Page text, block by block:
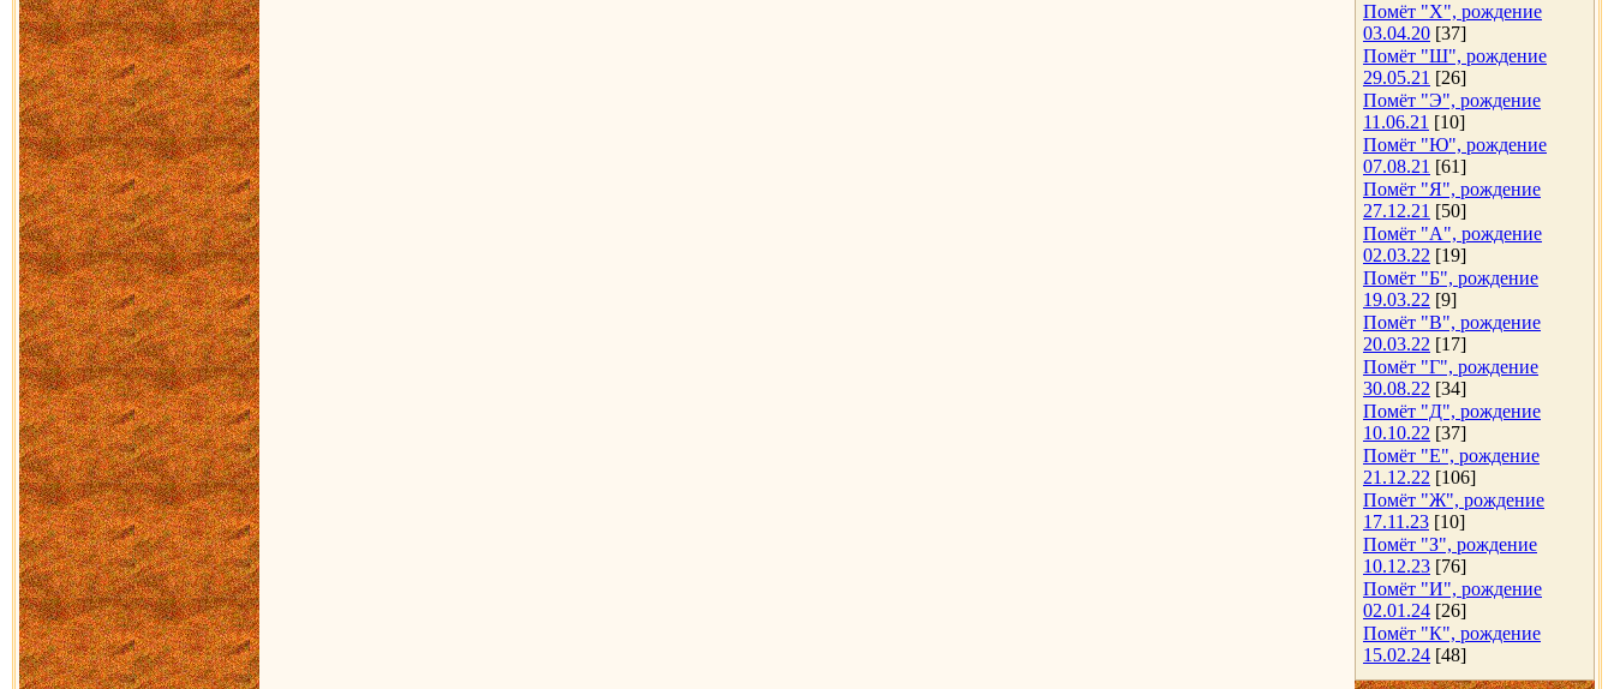
Помёт "Х", рождение
03.04.20 [37]
Помёт "Ш", рождение
29.05.21 [26]
Помёт "Э", рождение
11.06.21 [10]
Помёт "Ю", рождение
07.08.21 [61]
Помёт "Я", рождение
27.12.21 [50]
Помёт "А", рождение
02.03.22 [19]
Помёт "Б", рождение
19.03.22 [9]
Помёт "В", рождение
20.03.22 [17]
Помёт "Г", рождение
30.08.22 [34]
Помёт "Д", рождение
10.10.22 [37]
Помёт "Е", рождение
21.12.22 [106]
Помёт "Ж", рождение
17.11.23 [10]
Помёт "З", рождение
10.12.23 [76]
Помёт "И", рождение
02.01.24 [26]
Помёт "К", рождение
15.02.24 [48]